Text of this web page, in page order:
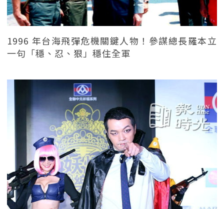
1996 年台海飛彈危機關鍵人物！參謀總長羅本立
一句「穩、忍、狠」穩住全軍